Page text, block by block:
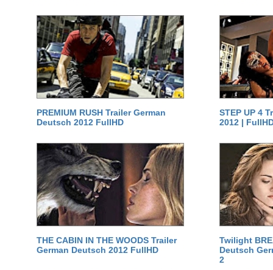
PREMIUM RUSH Trailer German
Deutsch 2012 FullHD
STEP UP 4
2012 |
THE CABIN IN THE WOODS Trailer
German Deutsch 2012 FullHD
Twilight
Deutsch
2